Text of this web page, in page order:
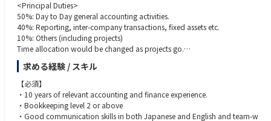
•Programming skills in at least one of the following languages: SAS, R, or
Python
＜歓迎 / Nice to have＞
•Develop prompt of AI to get accurate answers
•Apply health technology assessments to make clear drug characteristics
【語学 / Language】
＜必須 / Mandatory＞
日本語 Japanese：
• Read/write scientific documents including data speculation in Japanes
<Principal Duties>
50%: Day to Day general accounting activities.
40%: Reporting, inter-company transactions, fixed assets etc.
10%: Others (including projects)
Time allocation would be changed as projects go.
・Reconciles/ reviews financial accounts, including but not limited to cas
h, receivables, inventory, payables, fixed assets and other liabilities.
・Coordinate banking and treasury functions for timely payments.
・Prepares monthly financial statements and reporting packages.
・Assists Accounting manager with timely and accurate reporting and an
alysis.
求める経験 / スキル
【必須】
・10 years of relevant accounting and finance experience.
・Bookkeeping level 2 or above
・Good communication skills in both Japanese and English and team-w